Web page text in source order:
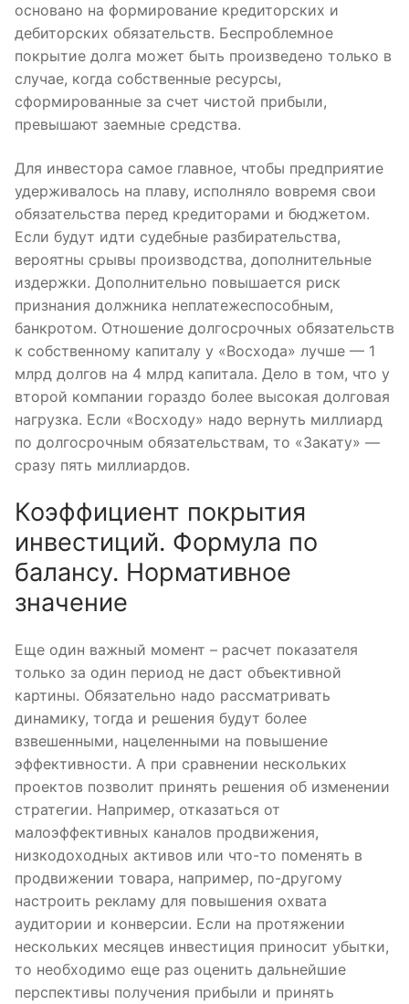
основано на формирование кредиторских и
дебиторских обязательств. Беспроблемное
покрытие долга может быть произведено только в
случае, когда собственные ресурсы,
сформированные за счет чистой прибыли,
превышают заемные средства.
Для инвестора самое главное, чтобы предприятие
удерживалось на плаву, исполняло вовремя свои
обязательства перед кредиторами и бюджетом.
Если будут идти судебные разбирательства,
вероятны срывы производства, дополнительные
издержки. Дополнительно повышается риск
признания должника неплатежеспособным,
банкротом. Отношение долгосрочных обязательств
к собственному капиталу у «Восхода» лучше — 1
млрд долгов на 4 млрд капитала. Дело в том, что у
второй компании гораздо более высокая долговая
нагрузка. Если «Восходу» надо вернуть миллиард
по долгосрочным обязательствам, то «Закату» —
сразу пять миллиардов.
Коэффициент покрытия
инвестиций. Формула по
балансу. Нормативное
значение
Еще один важный момент – расчет показателя
только за один период не даст объективной
картины. Обязательно надо рассматривать
динамику, тогда и решения будут более
взвешенными, нацеленными на повышение
эффективности. А при сравнении нескольких
проектов позволит принять решения об изменении
стратегии. Например, отказаться от
малоэффективных каналов продвижения,
низкодоходных активов или что-то поменять в
продвижении товара, например, по-другому
настроить рекламу для повышения охвата
аудитории и конверсии. Если на протяжении
нескольких месяцев инвестиция приносит убытки,
то необходимо еще раз оценить дальнейшие
перспективы получения прибыли и принять